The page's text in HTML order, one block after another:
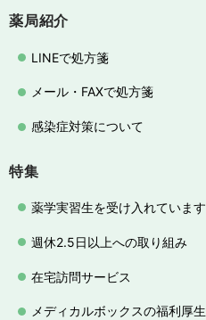
薬局紹介
LINEで処方箋
メール・FAXで処方箋
感染症対策について
特集
薬学実習生を受け入れています
週休2.5日以上への取り組み
在宅訪問サービス
メディカルボックスの福利厚生